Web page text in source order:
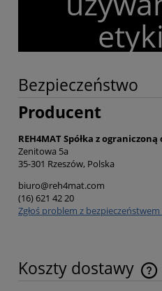
Bezpieczeństwo
Producent
REH4MAT Spółka z
Zenitowa 5a
35-301 Rzeszów, Polska
biuro@reh4mat.com
(16) 621 42 20
Zgłoś problem z
Koszty dostawy
Cena nie zawiera ewentualnych